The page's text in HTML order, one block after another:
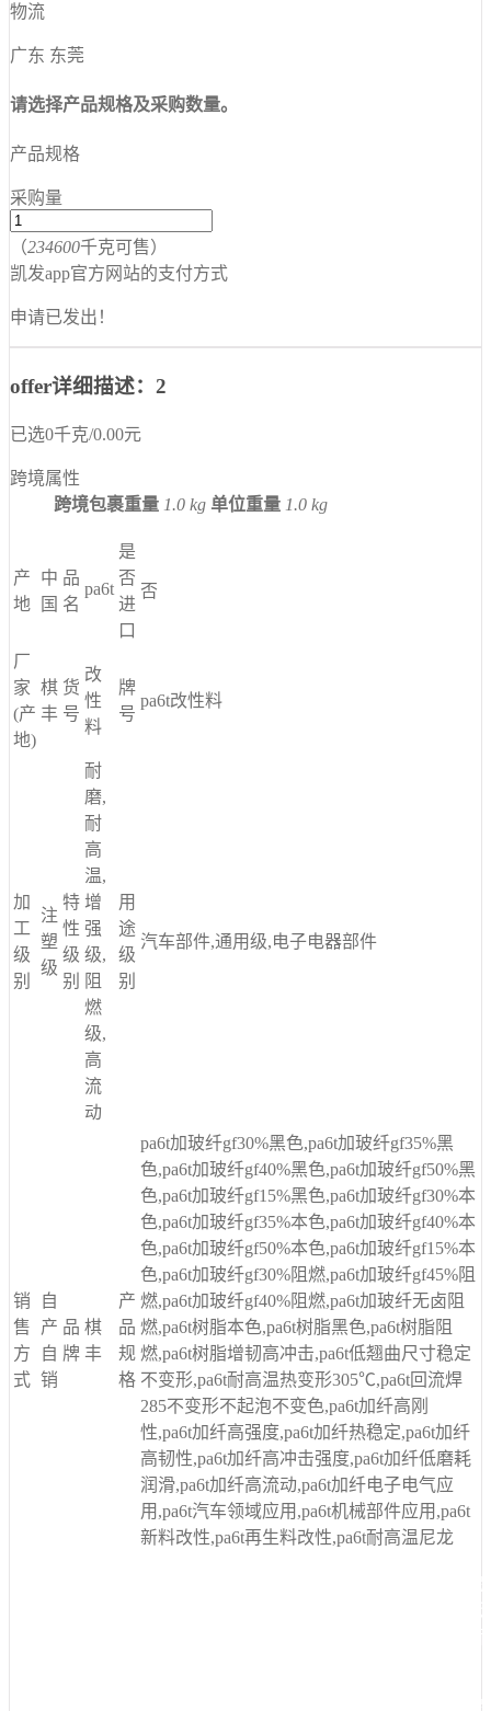
物流
广东 东莞
请选择产品规格及采购数量。
产品规格
采购量
（234600千克可售）
凯发app官方网站的支付方式
申请已发出！
offer详细描述：2
已选0千克/0.00元
跨境属性
跨境包裹重量 1.0 kg 单位重量 1.0 kg
产
地
中
国
品
名
pa6t
是
否
进
口
否
厂
家
(产
地)
棋
丰
货
号
改
性
料
牌
号
pa6t改性料
加
工
级
别
注
塑
级
特
性
级
别
耐
磨,
耐
高
温,
增
强
级,
阻
燃
级,
高
流
动
用
途
级
别
汽车部件,通用级,电子电器部件
销
售
方
式
自
产
自
销
品
牌
棋
丰
产
品
规
格
pa6t加玻纤gf30%黑色,pa6t加玻纤gf35%黑
色,pa6t加玻纤gf40%黑色,pa6t加玻纤gf50%黑
色,pa6t加玻纤gf15%黑色,pa6t加玻纤gf30%本
色,pa6t加玻纤gf35%本色,pa6t加玻纤gf40%本
色,pa6t加玻纤gf50%本色,pa6t加玻纤gf15%本
色,pa6t加玻纤gf30%阻燃,pa6t加玻纤gf45%阻
燃,pa6t加玻纤gf40%阻燃,pa6t加玻纤无卤阻
燃,pa6t树脂本色,pa6t树脂黑色,pa6t树脂阻
燃,pa6t树脂增韧高冲击,pa6t低翘曲尺寸稳定
不变形,pa6t耐高温热变形305℃,pa6t回流焊
285不变形不起泡不变色,pa6t加纤高刚
性,pa6t加纤高强度,pa6t加纤热稳定,pa6t加纤
高韧性,pa6t加纤高冲击强度,pa6t加纤低磨耗
润滑,pa6t加纤高流动,pa6t加纤电子电气应
用,pa6t汽车领域应用,pa6t机械部件应用,pa6t
新料改性,pa6t再生料改性,pa6t耐高温尼龙
pat黑色本色米黄 pat树脂耐磨加玻纤gf305450pa6t